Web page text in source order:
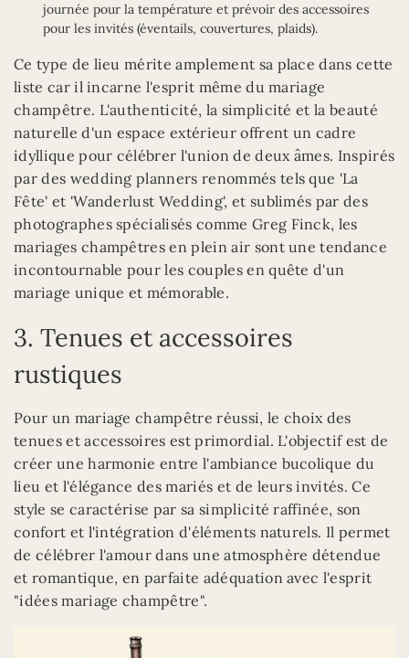
journée pour la température et prévoir des accessoires
pour les invités (éventails, couvertures, plaids).
Ce type de lieu mérite amplement sa place dans cette
liste car il incarne l'esprit même du mariage
champêtre. L'authenticité, la simplicité et la beauté
naturelle d'un espace extérieur offrent un cadre
idyllique pour célébrer l'union de deux âmes. Inspirés
par des wedding planners renommés tels que 'La
Fête' et 'Wanderlust Wedding', et sublimés par des
photographes spécialisés comme Greg Finck, les
mariages champêtres en plein air sont une tendance
incontournable pour les couples en quête d'un
mariage unique et mémorable.
3. Tenues et accessoires
rustiques
Pour un mariage champêtre réussi, le choix des
tenues et accessoires est primordial. L'objectif est de
créer une harmonie entre l'ambiance bucolique du
lieu et l'élégance des mariés et de leurs invités. Ce
style se caractérise par sa simplicité raffinée, son
confort et l'intégration d'éléments naturels. Il permet
de célébrer l'amour dans une atmosphère détendue
et romantique, en parfaite adéquation avec l'esprit
"idées mariage champêtre".